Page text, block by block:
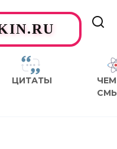
ЦИТАТЫ
ЧЕМ